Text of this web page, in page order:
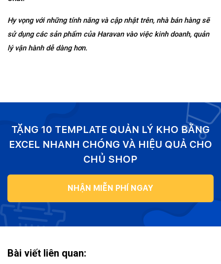
Hy vọng với những tính năng và cập nhật trên, nhà bán hàng sẽ
sử dụng các sản phẩm của Haravan vào việc kinh doanh, quản
lý vận hành dễ dàng hơn.
TẶNG 10 TEMPLATE QUẢN LÝ KHO BẰNG
EXCEL NHANH CHÓNG VÀ HIỆU QUẢ CHO
CHỦ SHOP
NHẬN MIỄN PHÍ NGAY
Bài viết liên quan: